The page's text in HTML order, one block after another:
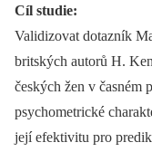
Cíl studie:
Validizovat dotazník
britských autorů H.
českých žen v časném
psychometrické
její efektivitu pro